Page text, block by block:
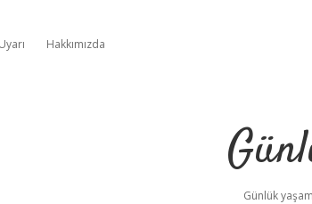
Hakkımızda
Günlük